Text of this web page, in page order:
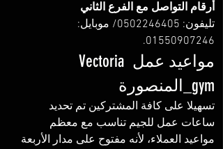
أرقام التواصل مع الفرع الثاني
تليفون: 0502246405/ موبايل:
01550907246.
مواعيد عمل Vectoria
gym_المنصورة
‏‪‏‪‏‪‏‏تسهيلا على كافة المشتركين تم تحديد
ساعات عمل للجيم تناسب مع معظم
مواعيد العملاء، لأنه مفتوح على مدار الأربعة